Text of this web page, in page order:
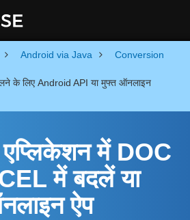
Android via Java Conversion
के लिए Android API या मुफ्त ऑनलाइन
में DOC
में बदलें या
ऐप